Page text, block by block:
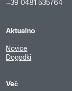
+39 0481 535764
Aktualno
Novice
Dogodki
Več